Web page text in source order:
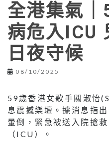
全港集氣
病危入ICU
日夜守候
08/10/2025
59歲香港女歌手關淑怡
息震撼樂壇。據消息指
暈倒，緊急被送入院搶
（ICU）。